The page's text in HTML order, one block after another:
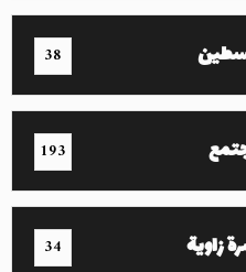
38
193
زاوية 34